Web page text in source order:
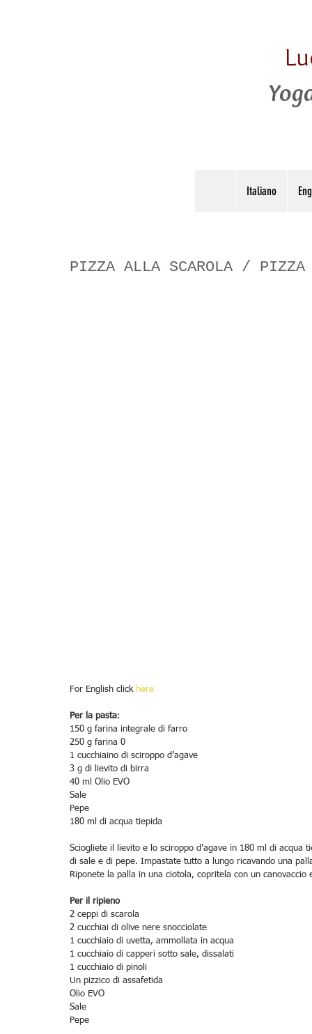
Italiano
PIZZA ALLA SCAROLA / PIZZA
For English click here
Per la pasta:
150 g farina integrale di farro
250 g farina 0
1 cucchiaino di sciroppo d’agave
3 g di lievito di birra
40 ml Olio EVO
Sale
Pepe
180 ml di acqua tiepida
Sciogliete il lievito e lo sciroppo d’agave in 180 ml di
di sale e di pepe. Impastate tutto a lungo ricavando una
Riponete la palla in una ciotola, copritela con un
Per il ripieno
2 ceppi di scarola
2 cucchiai di olive nere snocciolate
1 cucchiaio di uvetta, ammollata in acqua
1 cucchiaio di capperi sotto sale, dissalati
1 cucchiaio di pinoli
Un pizzico di assafetida
Olio EVO
Sale
Pepe